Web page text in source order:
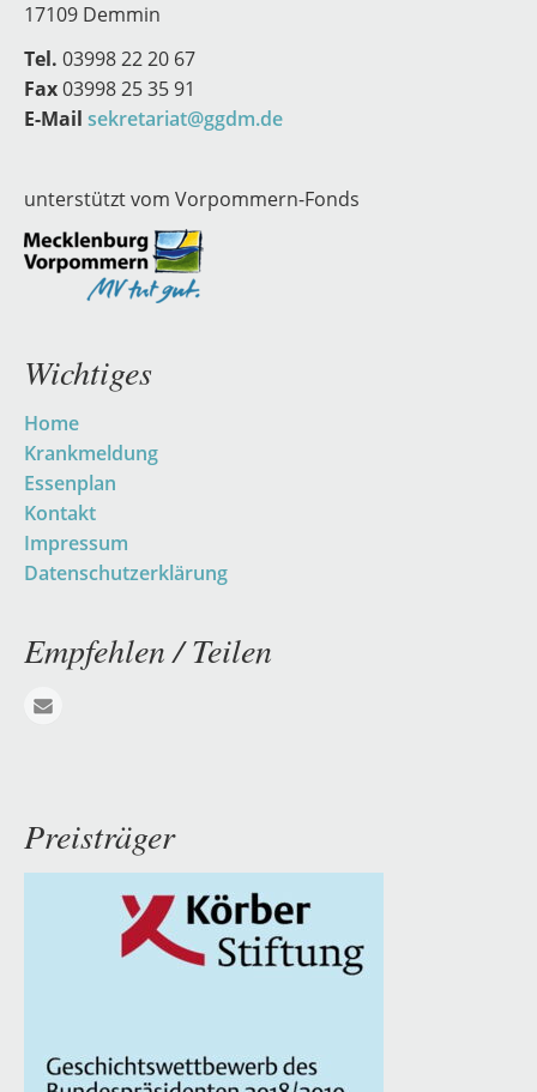
17109 Demmin
Tel. 03998 22 20 67
Fax03998 25 35 91
E-Mail sekretariat@ggdm.de
unterstützt vom Vorpommern-Fonds
Wichtiges
Navigation
überspringen
Home
Krankmeldung
Essenplan
Kontakt
Impressum
Datenschutzerklärung
Empfehlen / Teilen
Preisträger